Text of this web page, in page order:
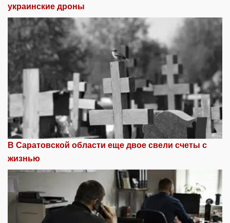
украинские дроны
В Саратовской области еще двое свели счеты с
жизнью